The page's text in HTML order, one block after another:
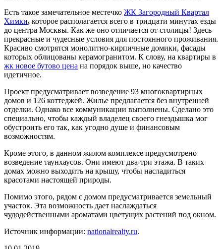
Есть такое замечательное местечко ЖК Загородный Квартал
Химки, которое располагается всего в тридцати минутах езды
до центра Москвы. Как же оно отличается от столицы! Здесь
прекрасные и чудесные условия для постоянного проживания.
Красиво смотрятся монолитно-кирпичные домики, фасады
которых облицованы керамогранитом. К слову, на квартиры в
жк новое бутово цена на порядок выше, но качество
идетичное.
Проект предусматривает возведение 93 многоквартирных
домов и 126 коттеджей. Жилье предлагается без внутренней
отделки. Однако все коммуникации выполнены. Сделано это
специально, чтобы каждый владелец своего гнездышка мог
обустроить его так, как угодно душе и финансовым
возможностям.
Кроме этого, в данном жилом комплексе предусмотрено
возведение таунхаусов. Они имеют два-три этажа. В таких
домах можно выходить на крышу, чтобы насладиться
красотами настоящей природы.
Помимо этого, рядом с домом предусматривается земельный
участок. Эта возможность дает наслаждаться
чудодейственными ароматами цветущих растений под окном.
Источник информации: nationalrealty.ru.